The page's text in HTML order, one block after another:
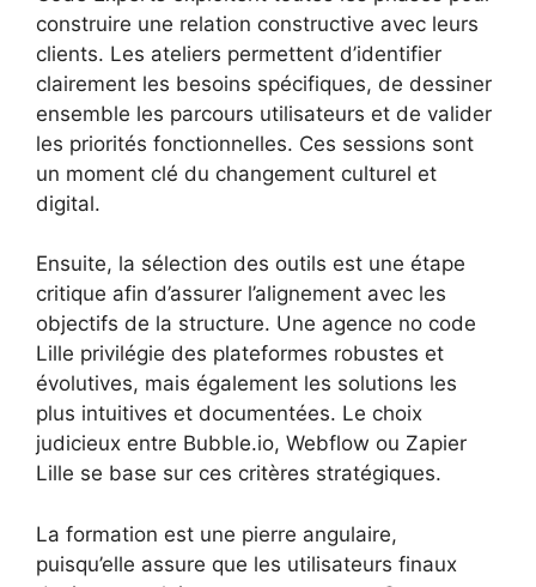
construire une relation constructive avec leurs
clients. Les ateliers permettent d’identifier
clairement les besoins spécifiques, de dessiner
ensemble les parcours utilisateurs et de valider
les priorités fonctionnelles. Ces sessions sont
un moment clé du changement culturel et
digital.
Ensuite, la sélection des outils est une étape
critique afin d’assurer l’alignement avec les
objectifs de la structure. Une agence no code
Lille privilégie des plateformes robustes et
évolutives, mais également les solutions les
plus intuitives et documentées. Le choix
judicieux entre Bubble.io, Webflow ou Zapier
Lille se base sur ces critères stratégiques.
La formation est une pierre angulaire,
puisqu’elle assure que les utilisateurs finaux